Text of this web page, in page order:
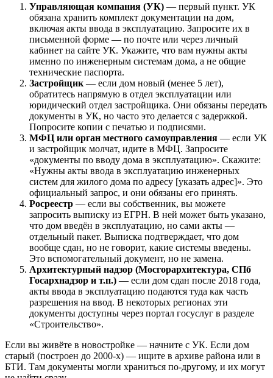
Управляющая компания (УК) — первый пункт. УК
обязана хранить комплект документации на дом,
включая акты ввода в эксплуатацию. Запросите их в
письменной форме — по почте или через личный
кабинет на сайте УК. Укажите, что вам нужны акты
именно по инженерным системам дома, а не общие
технические паспорта.
Застройщик — если дом новый (менее 5 лет),
обратитесь напрямую в отдел эксплуатации или
юридический отдел застройщика. Они обязаны передать
документы в УК, но часто это делается с задержкой.
Попросите копии с печатью и подписями.
МФЦ или орган местного самоуправления — если УК
и застройщик молчат, идите в МФЦ. Запросите
«документы по вводу дома в эксплуатацию». Скажите:
«Нужны акты ввода в эксплуатацию инженерных
систем для жилого дома по адресу [указать адрес]». Это
официальный запрос, и они обязаны его принять.
Росреестр — если вы собственник, вы можете
запросить выписку из ЕГРН. В ней может быть указано,
что дом введён в эксплуатацию, но сами акты —
отдельный пакет. Выписка подтверждает, что дом
вообще сдан, но не говорит, какие системы введены.
Это вспомогательный документ, но не замена.
Архитектурный надзор (Мосгорархитектура, СПб
Госархнадзор и т.п.) — если дом сдан после 2018 года,
акты ввода в эксплуатацию подаются туда как часть
разрешения на ввод. В некоторых регионах эти
документы доступны через портал госуслуг в разделе
«Строительство».
Если вы живёте в новостройке — начните с УК. Если дом
старый (построен до 2000-х) — ищите в архиве района или в
БТИ. Там документы могли храниться по-другому, и их могут